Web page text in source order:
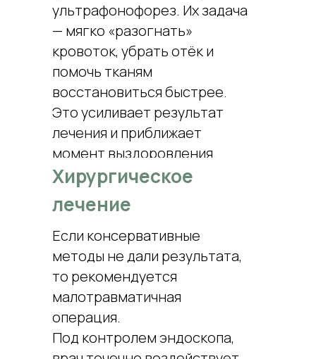
ультрафонофорез. Их задача
— мягко «разогнать»
кровоток, убрать отёк и
помочь тканям
восстановиться быстрее.
Это усиливает результат
лечения и приближает
момент выздоровления.
Хирургическое
лечение
Если консервативные
методы не дали результата,
то рекомендуется
малотравматичная
операция.
Под контролем эндоскопа,